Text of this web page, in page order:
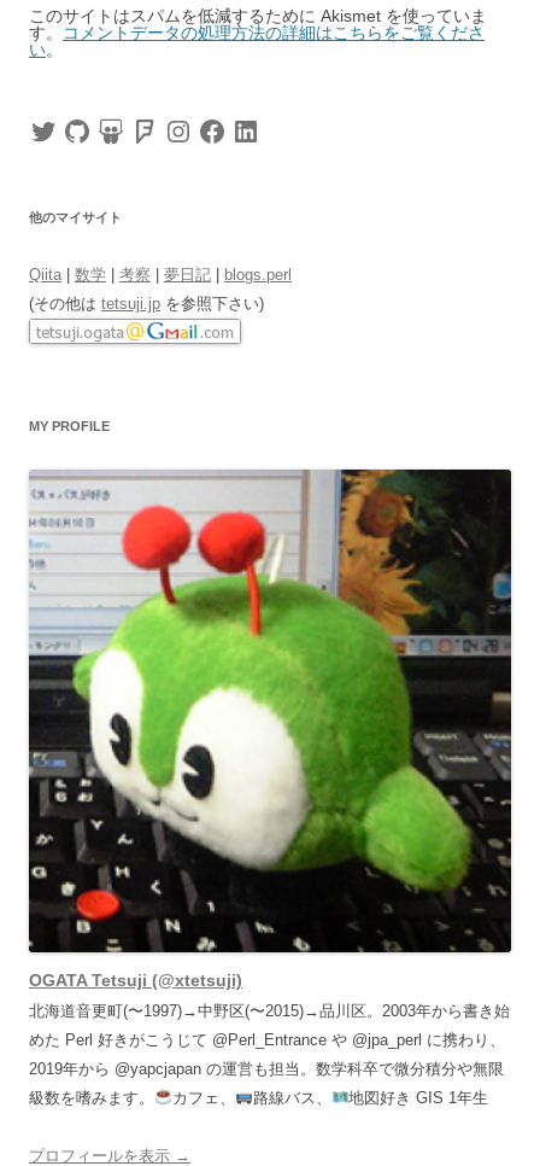
このサイトはスパムを低減するために Akismet を使っていま
す。
コメントデータの処理方法の詳細はこちらをご覧くださ
い。
TwitterGitHubSlideShareFoursquare
InstagramFacebookLinkedIn
他のマイサイト
Qiita 数学 考察 夢日記
blogs.perl
(その他は tetsuji.jp を参照下さい)
MY PROFILE
OGATA Tetsuji (@xtetsuji)
北海道音更町(〜1997)→中野区(〜2015)→品川区。2003年から書き始
めた Perl 好きがこうじて @Perl_Entrance や @jpa_perl に携わり、
2019年から @yapcjapan の運営も担当。数学科卒で微分積分や無限
級数を嗜みます。
カフェ、 路線バス、 地図好き GIS 1年生
プロフィールを表示 →